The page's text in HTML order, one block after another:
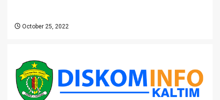
October 25, 2022